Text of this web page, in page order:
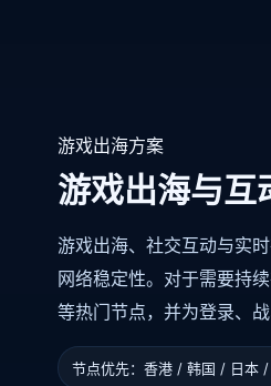
游戏出海方案
游戏出海与互
游戏出海、社交互动与实
网络稳定性。对于需要持
等热门节点，并为登录、
节点优先：香港 / 韩国 / 日本 /